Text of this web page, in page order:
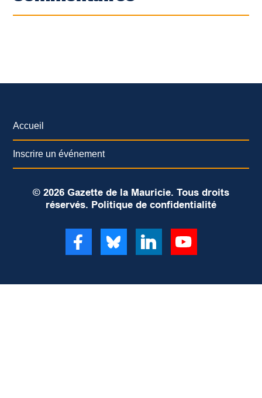
Accueil
Inscrire un événement
© 2026 Gazette de la Mauricie. Tous droits
réservés. Politique de confidentialité